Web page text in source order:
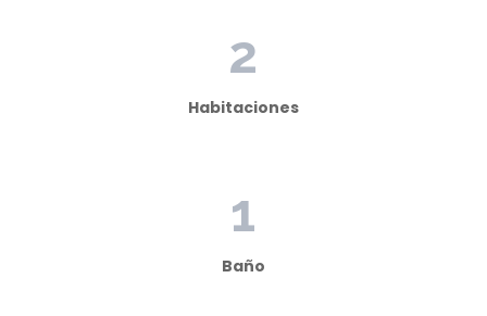
2
Habitaciones
1
Baño